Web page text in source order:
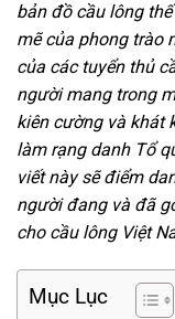
bản đồ cầu lông
mẽ của phong trào
của các tuyển thủ
người mang trong
kiên cường và khát
làm rạng danh Tổ
viết này sẽ điểm
người đang và đã
cho cầu lông Việt
Mục Lục